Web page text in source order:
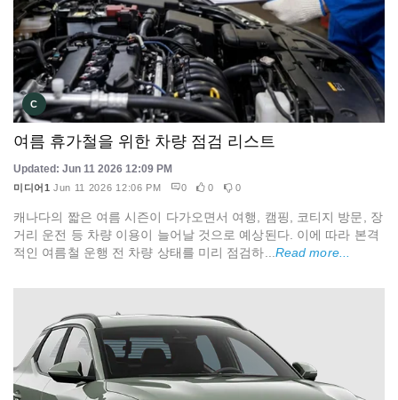
C
여름 휴가철을 위한 차량 점검 리스트
Updated: Jun 11 2026 12:09 PM
미디어1 Jun 11 2026 12:06 PM 0 0 0
캐나다의 짧은 여름 시즌이 다가오면서 여행, 캠핑, 코티지 방문, 장
거리 운전 등 차량 이용이 늘어날 것으로 예상된다. 이에 따라 본격
적인 여름철 운행 전 차량 상태를 미리 점검하... Read more...